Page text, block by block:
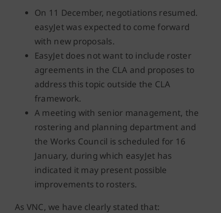
On 11 December, negotiations resumed.
easyJet was expected to come forward
with new proposals.
EasyJet does not want to include roster
agreements in the CLA and proposes to
address this topic outside the CLA
framework.
A meeting with senior management, the
rostering and planning department and
the Works Council is scheduled for 16
January, during which easyJet has
indicated it may present possible
improvements to rosters.
As VNC, we have clearly stated that: